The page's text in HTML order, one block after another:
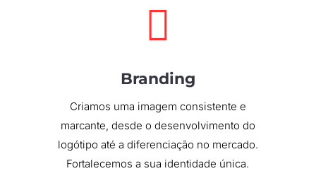

Branding
Criamos uma imagem consistente e
marcante, desde o desenvolvimento do
logótipo até a diferenciação no mercado.
Fortalecemos a sua identidade única.